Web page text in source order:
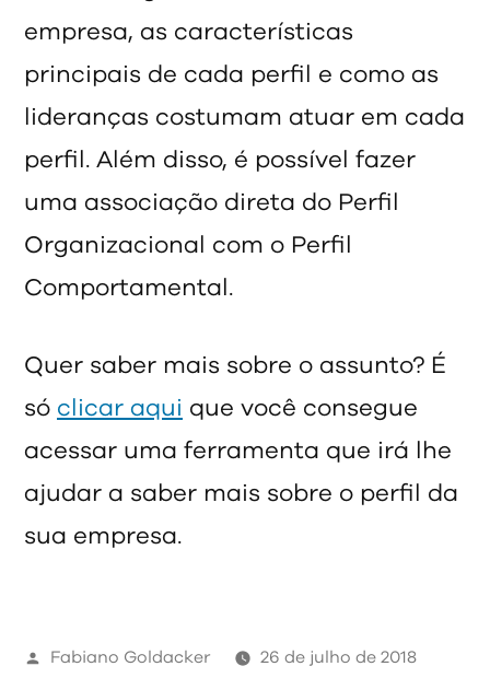
empresa, as características
principais de cada perfil e como as
lideranças costumam atuar em cada
perfil. Além disso, é possível fazer
uma associação direta do Perfil
Organizacional com o Perfil
Comportamental.
Quer saber mais sobre o assunto? É
só clicar aqui que você consegue
acessar uma ferramenta que irá lhe
ajudar a saber mais sobre o perfil da
sua empresa.
Publicado
Fabiano Goldacker
26 de julho de 2018